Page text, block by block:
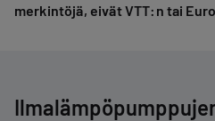
merkintöjä, eivät VTT:n tai